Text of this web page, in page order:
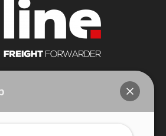
Cll 23 N 116-31 Oficina 201